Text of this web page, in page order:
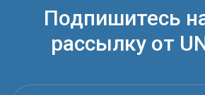
Подпишитесь
рассылку от